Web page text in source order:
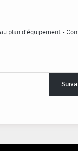
plan d'équipement -